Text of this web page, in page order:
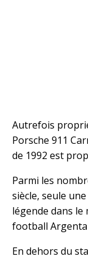
Autrefois
Porsche 911
de 1992 est
Parmi les
siècle, seule
légende dans le
football
En dehors du